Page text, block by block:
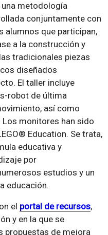
una metodología
conjuntamente con
alumnos que participan,
a la construcción y
tradicionales piezas
diseñados
El taller incluye
robot de última
así como
Los monitores han sido
Education. Se trata,
educativa y
por
estudios y un
educación.
el portal de recursos,
y en la que se
propuestas de mejora